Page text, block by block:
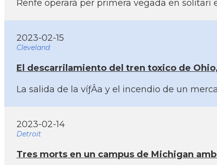
Renfe operarà per primera vegada en
2023-02-15
Cleveland
El descarrilamiento del tren toxico de
La salida de la víƒÂ­a y el incendio de un
2023-02-14
Detroit
Tres morts en un campus de Michigan